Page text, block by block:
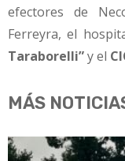
efectores de
Ferreyra, el
Taraborelli”y el
MÁS